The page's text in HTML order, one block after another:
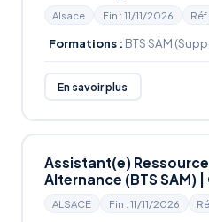
Alsace Fin : 11/11/2026
Formations : BTS SAM
En savoir plus
Assistant(e)
Alternance (BTS SAM)
ALSACE Fin : 11/11/2026